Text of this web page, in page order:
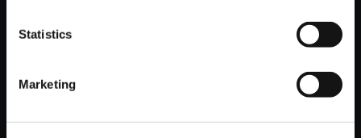
Statistics
Marketing
おすすめ商品